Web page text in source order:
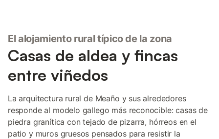
El alojamiento rural típico de la zona
Casas de aldea y fincas
entre viñedos
La arquitectura rural de Meaño y sus alrededores
responde al modelo gallego más reconocible: casas de
piedra granítica con tejado de pizarra, hórreos en el
patio y muros gruesos pensados para resistir la